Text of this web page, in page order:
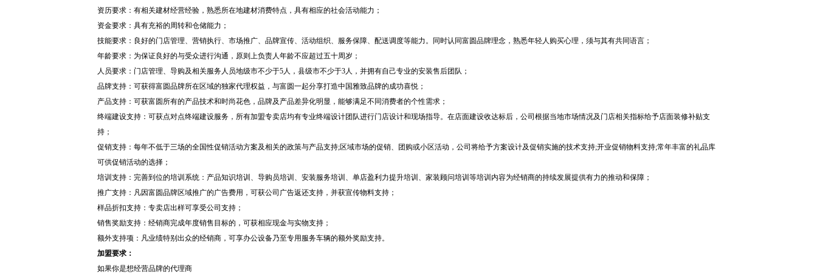
资历要求：有相关建材经营经验，熟悉所在地建材消费特点，具有相应的社会活动能力；
资金要求：具有充裕的周转和仓储能力；
技能要求：良好的门店管理、营销执行、市场推广、品牌宣传、活动组织、服务保障、配送调度等能力。同时认同富圆品牌理念，熟悉年轻人购买心理，须与其有共同语言；
年龄要求：为保证良好的与受众进行沟通，原则上负责人年龄不应超过五十周岁；
人员要求：门店管理、导购及相关服务人员地级市不少于5人，县级市不少于3人，并拥有自己专业的安装售后团队；
品牌支持：可获得富圆品牌所在区域的独家代理权益，与富圆一起分享打造中国雅致品牌的成功喜悦；
产品支持：可获富圆所有的产品技术和时尚花色，品牌及产品差异化明显，能够满足不同消费者的个性需求；
终端建设支持：可获点对点终端建设服务，所有加盟专卖店均有专业终端设计团队进行门店设计和现场指导。在店面建设收达标后，公司根据当地市场情况及门店相关指标给予店面装修补贴支
持；
促销支持：每年不低于三场的全国性促销活动方案及相关的政策与产品支持;区域市场的促销、团购或小区活动，公司将给予方案设计及促销实施的技术支持;开业促销物料支持;常年丰富的礼品库
可供促销活动的选择；
培训支持：完善到位的培训系统：产品知识培训、导购员培训、安装服务培训、单店盈利力提升培训、家装顾问培训等培训内容为经销商的持续发展提供有力的推动和保障；
推广支持：凡因富圆品牌区域推广的广告费用，可获公司广告返还支持，并获宣传物料支持；
样品折扣支持：专卖店出样可享受公司支持；
销售奖励支持：经销商完成年度销售目标的，可获相应现金与实物支持；
额外支持项：凡业绩特别出众的经销商，可享办公设备乃至专用服务车辆的额外奖励支持。
加盟要求 ：
如果你是想经营品牌的代理商